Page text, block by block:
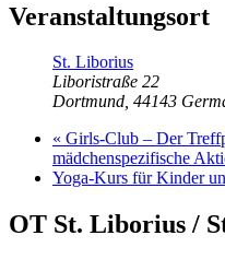
Veranstaltungsort
St. Liborius
Liboristraße 22
Dortmund, 44143
« Girls-Club – Der
mädchenspezifische
Yoga-Kurs für Kinder
OT St. Liborius /